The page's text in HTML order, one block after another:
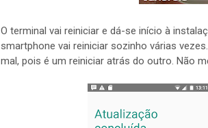
O terminal vai reiniciar e dá-se início à
smartphone vai reiniciar sozinho várias
mal, pois é um reiniciar atrás do outro. Não